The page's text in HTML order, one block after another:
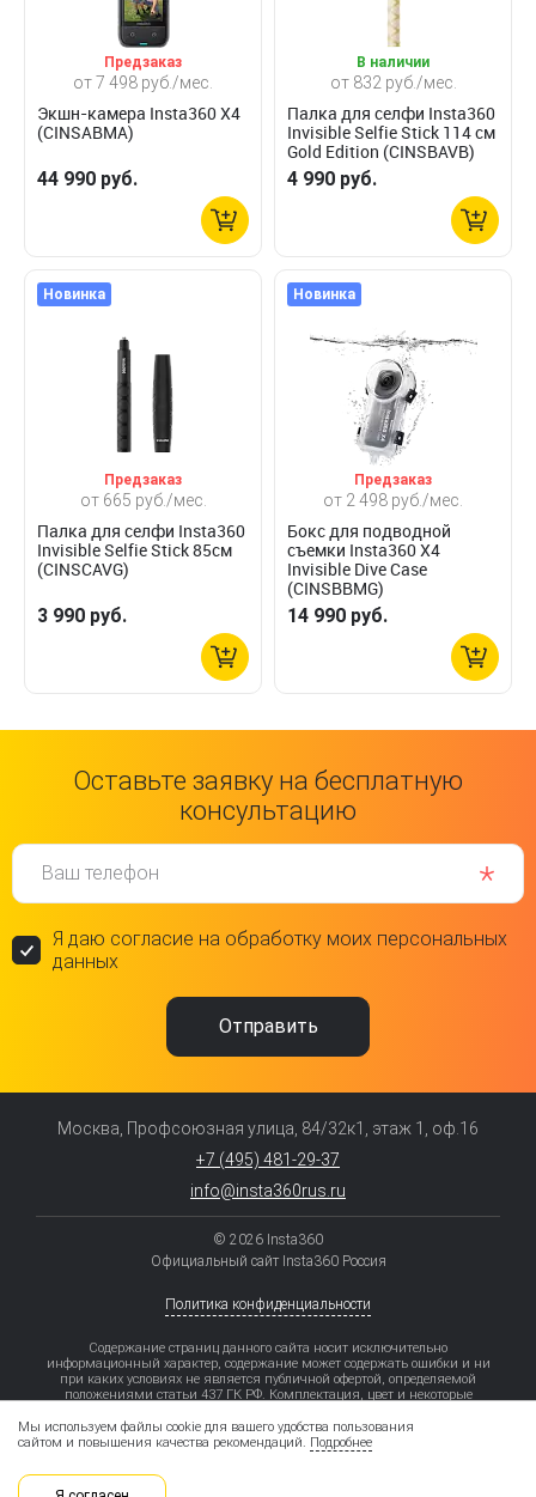
от 7 498 руб./мес.
Предзаказ
Экшн-камера Insta360 X4
(CINSABMA)
44 990 руб.
от 832 руб./мес.
В наличии
Палка для селфи Insta360
Invisible Selfie Stick 114 см
Gold Edition (CINSBAVB)
4 990 руб.
от 665 руб./мес.
Новинка
Предзаказ
Палка для селфи Insta360
Invisible Selfie Stick 85см
(CINSCAVG)
3 990 руб.
от 2 498 руб./мес.
Новинка
Предзаказ
Бокс для подводной
съемки Insta360 X4
Invisible Dive Case
(CINSBBMG)
14 990 руб.
Оставьте заявку на бесплатную
консультацию
Ваш телефон
Я даю согласие на обработку моих персональных
данных
© 2026 Insta360
Официальный сайт Insta360 Россия
Политика конфиденциальности
Москва, Профсоюзная улица, 84/32к1, этаж 1, оф.16
+7 (495) 481-29-37
info@insta360rus.ru
Содержание страниц данного сайта носит исключительно
информационный характер, содержание может содержать ошибки и ни
при каких условиях не является публичной офертой, определяемой
положениями статьи 437 ГК РФ. Комплектация, цвет и некоторые
Рассрочка – приобретение товара/услуги в кредит без увеличения затрат
на приобретение товара/услуги за счет предоставления Партнером Банка
(продавцом) скидки на товар/услугу.
Увеличение затрат не происходит только в случае надлежащего
Мы используем файлы cookie для вашего удобства пользования
сайтом и повышения качества рекомендаций. Подробнее